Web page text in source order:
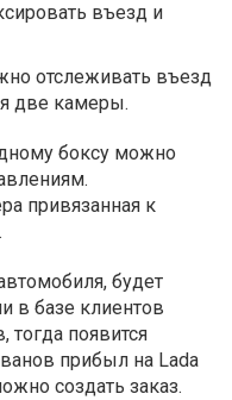
въезд и
отслеживать въезд
две камеры.
боксу можно
привязанная к
будет
в базе клиентов
тогда появится
прибыл на Lada
создать заказ.